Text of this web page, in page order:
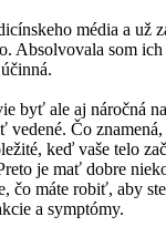
média a už
Absolvovala som
byť ale aj náročná
vedené. Čo
keď vaše telo
je mať dobre
čo máte robiť, aby
a symptómy.